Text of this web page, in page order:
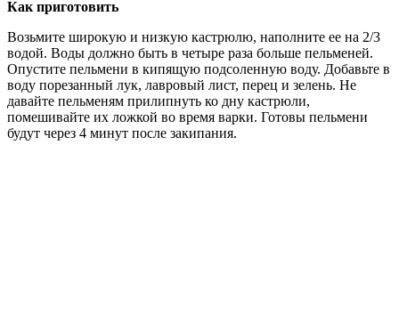
Как приготовить
Возьмите широкую и низкую кастрюлю, наполните ее на 2/3
водой. Воды должно быть в четыре раза больше пельменей.
Опустите пельмени в кипящую подсоленную воду. Добавьте в
воду порезанный лук, лавровый лист, перец и зелень. Не
давайте пельменям прилипнуть ко дну кастрюли,
помешивайте их ложкой во время варки. Готовы пельмени
будут через 4 минут после закипания.